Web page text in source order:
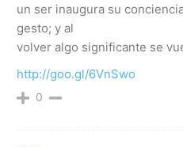
un ser inaugura su
gesto; y al
volver algo significante se
http://goo.gl/6VnSwo
0